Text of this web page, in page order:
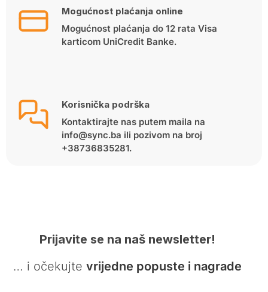
Mogućnost plaćanja online
Mogućnost plaćanja do 12 rata Visa
karticom UniCredit Banke.
Korisnička podrška
Kontaktirajte nas putem maila na
info@sync.ba ili pozivom na broj
+38736835281.
Prijavite se na naš newsletter!
… i očekujte vrijedne popuste i nagrade